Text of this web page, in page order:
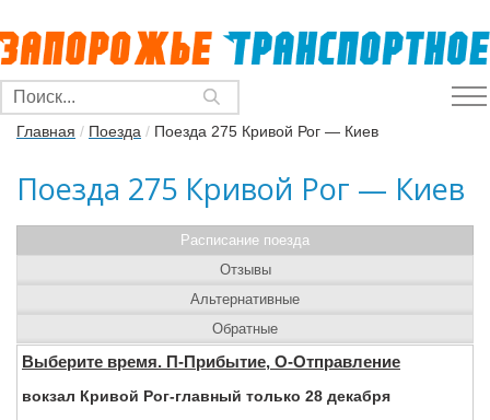
Главная / Поезда / Поезда 275 Кривой Рог — Киев
Поезда 275 Кривой Рог — Киев
Расписание поезда
Выберите время. П-Прибытие, О-Отправление
вокзал Кривой Рог-главный только 28 декабря
Отзывы
Альтернативные
Обратные